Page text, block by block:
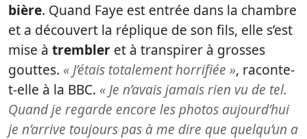
bière. Quand Faye est entrée dans la chambre
et a découvert la réplique de son fils, elle s’est
mise à trembler et à transpirer à grosses
gouttes. « J’étais totalement horrifiée », raconte-
t-elle à la BBC. « Je n’avais jamais rien vu de tel.
Quand je regarde encore les photos aujourd’hui
je n’arrive toujours pas à me dire que quelqu’un a